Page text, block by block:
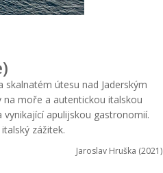
útesu nad Jaderským
na moře a autentickou italskou
apulijskou gastronomií.
zážitek.
Jaroslav Hruška (2021)